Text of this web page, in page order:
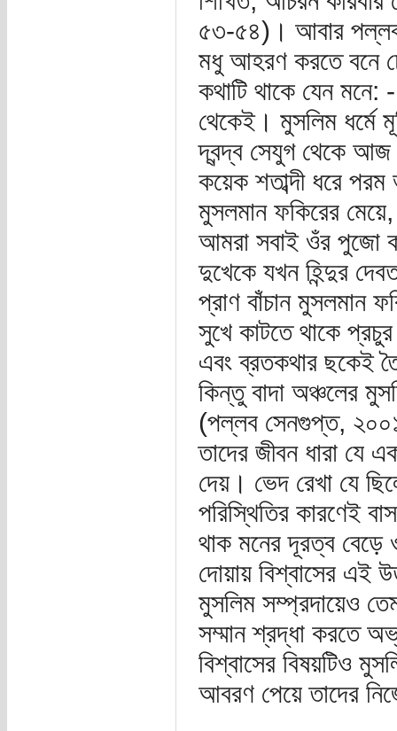
৫৩-৫৪)। আবার পল্লব
মধু আহরণ করতে বনে
কথাটি থাকে যেন
থেকেই। মুসলিম ধর্মে
দ্বন্দ্ব সেযুগ থেকে আজ
কয়েক শতাব্দী ধরে
মুসলমান ফকিরের
আমরা সবাই ওঁর পুজো
দুখেকে যখন হিন্দুর
প্রাণ বাঁচান মুসলমান
সুখে কাটতে থাকে প্রচুর
এবং ব্রতকথার ছকেই
কিন্তু বাদা অঞ্চলের
(পল্লব সেনগুপ্ত,
তাদের জীবন ধারা যে
দেয়। ভেদ রেখা যে
পরিস্থিতির কারণেই
থাক মনের দূরত্ব বেড়ে
দোয়ায় বিশ্বাসের এই
মুসলিম সম্প্রদায়েও
সম্মান শ্রদ্ধা করতে
বিশ্বাসের বিষয়টিও
আবরণ পেয়ে তাদের